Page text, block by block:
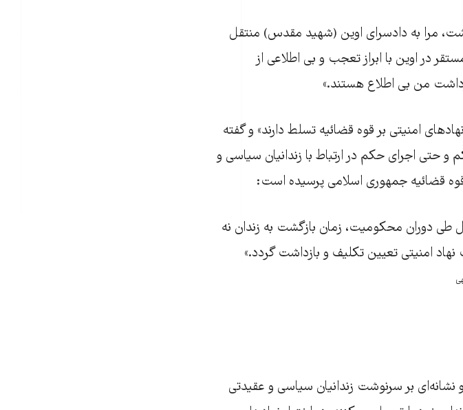
مرا به دادسرای اوین (شهید مقدس) منتقل
در اوین با ابراز تعجب و بی اطلاعی از
من بی اطلاع هستند.»
امنیتی بر قوه قضائیه تسلط دارند» و گفته
حتی اجرای حکم در ارتباط با زندانیان سیاسی و
قوه قضائیه جمهوری اسلامی پرسیده است:
طی دوران محکومیت، زمان بازگشت به زندان نه
امنیتی تعیین تکلیف و بازداشت گردد.»
نشانه‌ای بر سرنوشت زندانیان سیاسی و عقیدتی